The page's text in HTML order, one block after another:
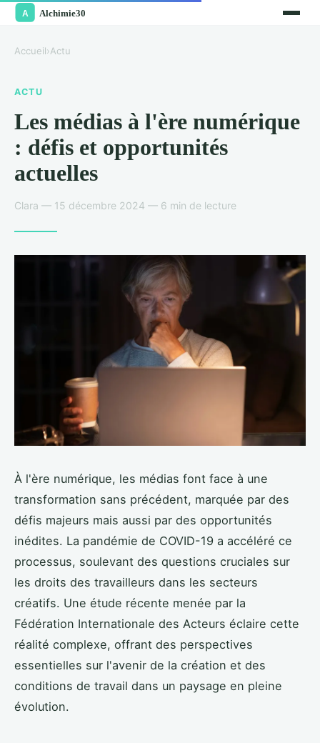
Accueil›Actu
ACTU
Les médias à l'ère numérique
: défis et opportunités
actuelles
Clara — 15 décembre 2024 — 6 min de lecture
À l'ère numérique, les médias font face à une
transformation sans précédent, marquée par des
défis majeurs mais aussi par des opportunités
inédites. La pandémie de COVID-19 a accéléré ce
processus, soulevant des questions cruciales sur
les droits des travailleurs dans les secteurs
créatifs. Une étude récente menée par la
Fédération Internationale des Acteurs éclaire cette
réalité complexe, offrant des perspectives
essentielles sur l'avenir de la création et des
conditions de travail dans un paysage en pleine
évolution.